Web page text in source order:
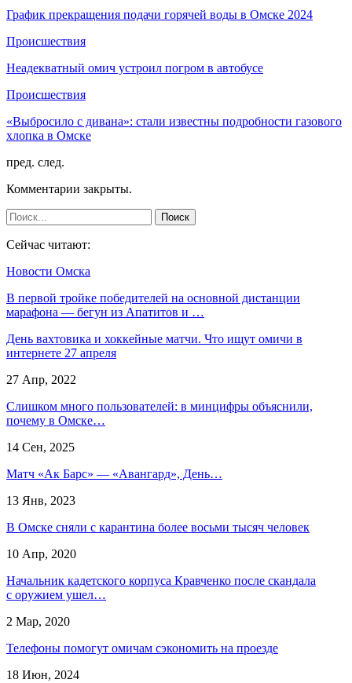
График прекращения подачи горячей воды в Омске 2024
Происшествия
Неадекватный омич устроил погром в автобусе
Происшествия
«Выбросило с дивана»: стали известны подробности газового
хлопка в Омске
пред. след.
Комментарии закрыты.
Сейчас читают:
Новости Омска
В первой тройке победителей на основной дистанции
марафона — бегун из Апатитов и …
День вахтовика и хоккейные матчи. Что ищут омичи в
интернете 27 апреля
27 Апр, 2022
Слишком много пользователей: в минцифры объяснили,
почему в Омске…
14 Сен, 2025
Матч «Ак Барс» — «Авангард», День…
13 Янв, 2023
В Омске сняли с карантина более восьми тысяч человек
10 Апр, 2020
Начальник кадетского корпуса Кравченко после скандала
с оружием ушел…
2 Мар, 2020
Телефоны помогут омичам сэкономить на проезде
18 Июн, 2024